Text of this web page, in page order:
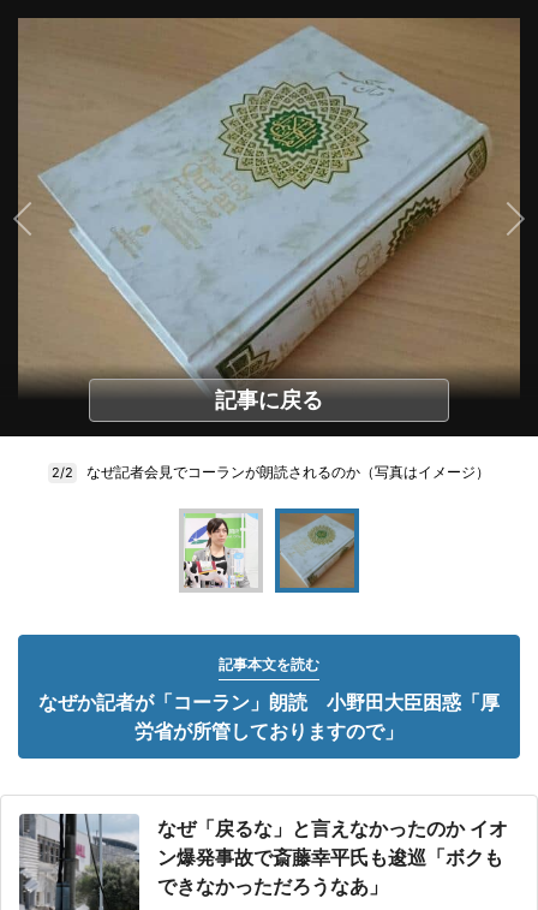
記事に戻る
2/2 なぜ記者会見でコーランが朗読されるのか（写真はイメージ）
記事本文を読む
なぜか記者が「コーラン」朗読 小野田大臣困惑「厚
労省が所管しておりますので」
なぜ「戻るな」と言えなかったのか イオ
ン爆発事故で斎藤幸平氏も逡巡「ボクも
できなかっただろうなあ」